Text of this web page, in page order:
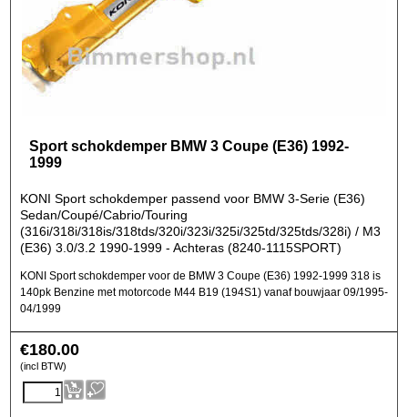
Sport schokdemper BMW 3 Coupe (E36) 1992-
1999
KONI Sport schokdemper passend voor BMW 3-Serie (E36)
Sedan/Coupé/Cabrio/Touring
(316i/318i/318is/318tds/320i/323i/325i/325td/325tds/328i) / M3
(E36) 3.0/3.2 1990-1999 - Achteras (8240-1115SPORT)
KONI Sport schokdemper voor de BMW 3 Coupe (E36) 1992-1999 318 is
140pk Benzine met motorcode M44 B19 (194S1) vanaf bouwjaar 09/1995-
04/1999
€180.00
(incl BTW)